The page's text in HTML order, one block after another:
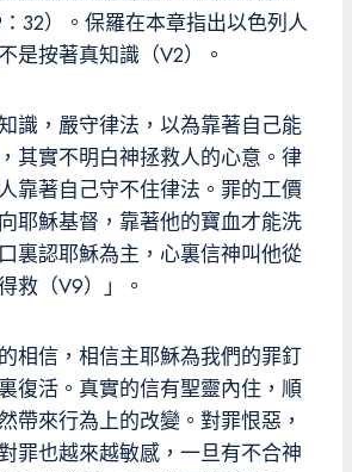
32）。保羅在本章指出以色列人
是按著真知識（V2）。
識，嚴守律法，以為靠著自己能
其實不明白神拯救人的心意。律
靠著自己守不住律法。罪的工價
耶穌基督，靠著他的寶血才能洗
裏認耶穌為主，心裏信神叫他從
救（V9）」。
相信，相信主耶穌為我們的罪釘
復活。真實的信有聖靈內住，順
帶來行為上的改變。對罪恨惡，
罪也越來越敏感，一旦有不合神